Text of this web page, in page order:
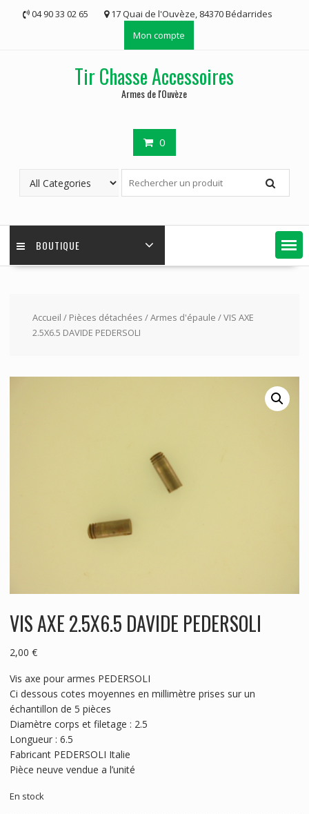
04 90 33 02 65
17 Quai de l'Ouvèze, 84370 Bédarrides
Mon compte
Tir Chasse Accessoires
Armes de l'Ouvèze
0
BOUTIQUE
Accueil / Pièces détachées /Armes d'épaule / VIS AXE
2.5X6.5 DAVIDE PEDERSOLI
VIS AXE 2.5X6.5 DAVIDE PEDERSOLI
2,00 €
Vis axe pour armes PEDERSOLI
Ci dessous cotes moyennes en millimètre prises sur un
échantillon de 5 pièces
Diamètre corps et filetage : 2.5
Longueur : 6.5
Fabricant PEDERSOLI Italie
Pièce neuve vendue a l’unité
En stock